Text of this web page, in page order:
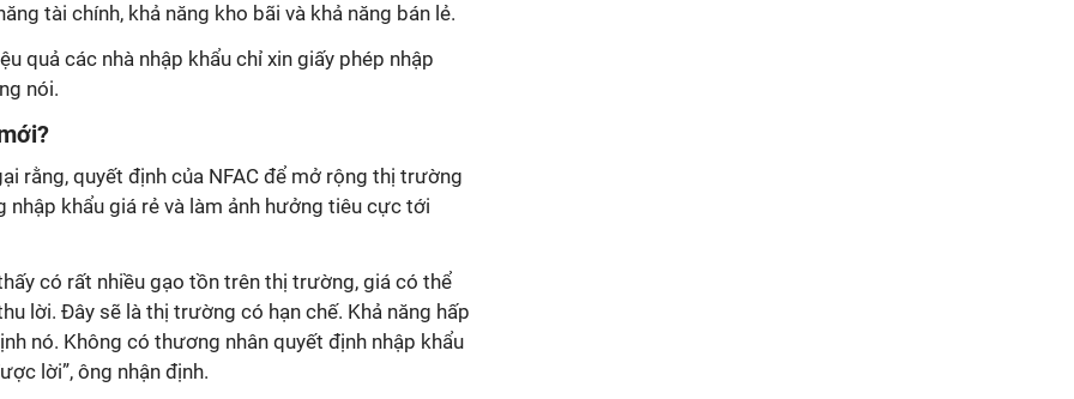
tài chính, khả năng kho bãi và khả năng bán lẻ.
quả các nhà nhập khẩu chỉ xin giấy phép nhập
nói.
rằng, quyết định của NFAC để mở rộng thị trường
nhập khẩu giá rẻ và làm ảnh hưởng tiêu cực tới
có rất nhiều gạo tồn trên thị trường, giá có thể
lời. Đây sẽ là thị trường có hạn chế. Khả năng hấp
nó. Không có thương nhân quyết định nhập khẩu
lời”, ông nhận định.